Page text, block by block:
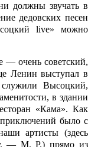
должны звучать в
дедовских песен
live» можно
— очень советский,
Ленин выступал в
Высоцкий,
в здании
«Кама». Как
было с
артисты (здесь
— М. Р.) прямо из